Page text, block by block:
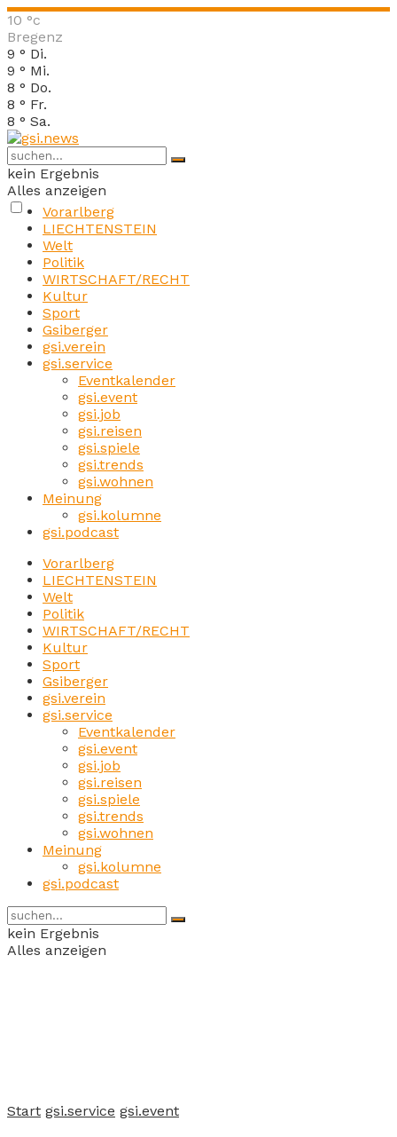
10 °c
Bregenz
9 ° Di.
9 ° Mi.
8 ° Do.
8 ° Fr.
8 ° Sa.
kein Ergebnis
Alles anzeigen
Vorarlberg
LIECHTENSTEIN
Welt
Politik
WIRTSCHAFT/RECHT
Kultur
Sport
Gsiberger
gsi.verein
gsi.service
Eventkalender
gsi.event
gsi.job
gsi.reisen
gsi.spiele
gsi.trends
gsi.wohnen
Meinung
gsi.kolumne
gsi.podcast
Vorarlberg
LIECHTENSTEIN
Welt
Politik
WIRTSCHAFT/RECHT
Kultur
Sport
Gsiberger
gsi.verein
gsi.service
Eventkalender
gsi.event
gsi.job
gsi.reisen
gsi.spiele
gsi.trends
gsi.wohnen
Meinung
gsi.kolumne
gsi.podcast
kein Ergebnis
Alles anzeigen
Start gsi.service gsi.event